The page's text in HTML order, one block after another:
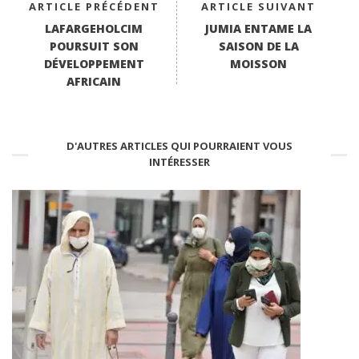
ARTICLE PRÉCÉDENT
LAFARGEHOLCIM
POURSUIT SON
DÉVELOPPEMENT
AFRICAIN
ARTICLE SUIVANT
JUMIA ENTAME LA
SAISON DE LA
MOISSON
D'AUTRES ARTICLES QUI POURRAIENT VOUS
INTÉRESSER